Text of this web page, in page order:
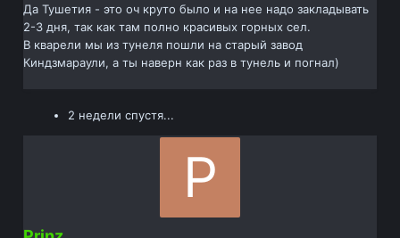
Да Тушетия - это оч круто было и на нее надо закладывать
2-3 дня, так как там полно красивых горных сел.
В кварели мы из тунеля пошли на старый завод
Киндзмараули, а ты наверн как раз в тунель и погнал)
2 недели спустя...